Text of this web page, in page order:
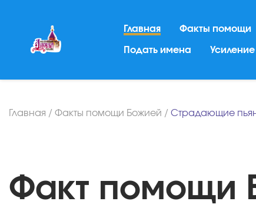
Главная Факты помощи
Подать имена
Главная / Факты помощи Божией / Страдающие
Факт помощи